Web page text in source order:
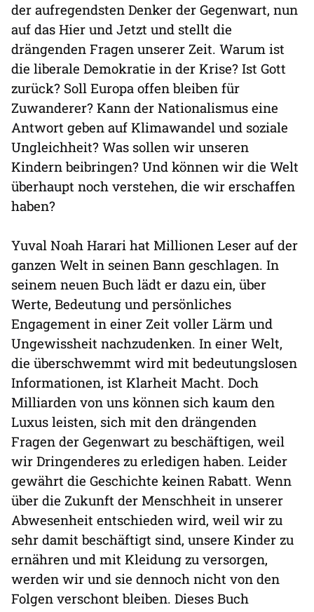
der aufregendsten Denker der Gegenwart, nun
auf das Hier und Jetzt und stellt die
drängenden Fragen unserer Zeit. Warum ist
die liberale Demokratie in der Krise? Ist Gott
zurück? Soll Europa offen bleiben für
Zuwanderer? Kann der Nationalismus eine
Antwort geben auf Klimawandel und soziale
Ungleichheit? Was sollen wir unseren
Kindern beibringen? Und können wir die Welt
überhaupt noch verstehen, die wir erschaffen
haben?
Yuval Noah Harari hat Millionen Leser auf der
ganzen Welt in seinen Bann geschlagen. In
seinem neuen Buch lädt er dazu ein, über
Werte, Bedeutung und persönliches
Engagement in einer Zeit voller Lärm und
Ungewissheit nachzudenken. In einer Welt,
die überschwemmt wird mit bedeutungslosen
Informationen, ist Klarheit Macht. Doch
Milliarden von uns können sich kaum den
Luxus leisten, sich mit den drängenden
Fragen der Gegenwart zu beschäftigen, weil
wir Dringenderes zu erledigen haben. Leider
gewährt die Geschichte keinen Rabatt. Wenn
über die Zukunft der Menschheit in unserer
Abwesenheit entschieden wird, weil wir zu
sehr damit beschäftigt sind, unsere Kinder zu
ernähren und mit Kleidung zu versorgen,
werden wir und sie dennoch nicht von den
Folgen verschont bleiben. Dieses Buch